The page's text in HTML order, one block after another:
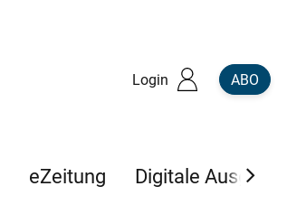
Login ABO
eZeitung Digitale Ausgaben